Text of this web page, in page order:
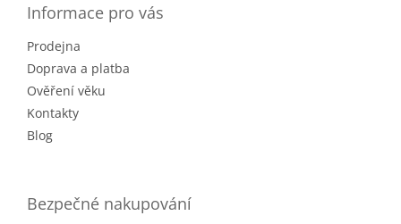
Informace pro vás
Prodejna
Doprava a platba
Ověření věku
Kontakty
Blog
Bezpečné nakupování